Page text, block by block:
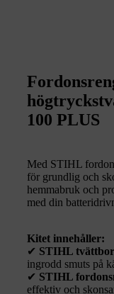
100 PLUS
Med STIHL
för grundlig och
hemmabruk och
med din
Kitet innehåller:
✔ STIHL
ingrodd smuts på
✔ STIHL
effektiv och